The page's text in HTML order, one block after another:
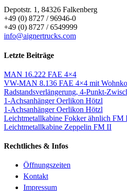
Depotstr. 1, 84326 Falkenberg
+49 (0) 8727 / 96946-0
+49 (0) 8727 / 6549999
info@aignertrucks.com
Letzte Beiträge
MAN 16.222 FAE 4×4
VW-MAN 8.136 FAE 4×4 mit
Radstandsverlängerung, 4-Punkt-
1-Achsanhänger Oerlikon Hötzl
1-Achsanhänger Oerlikon Hötzl
Leichtmetallkabine Fokker ähnlich FM
Leichtmetallkabine Zeppelin FM II
Rechtliches & Infos
Öffnungszeiten
Kontakt
Impressum